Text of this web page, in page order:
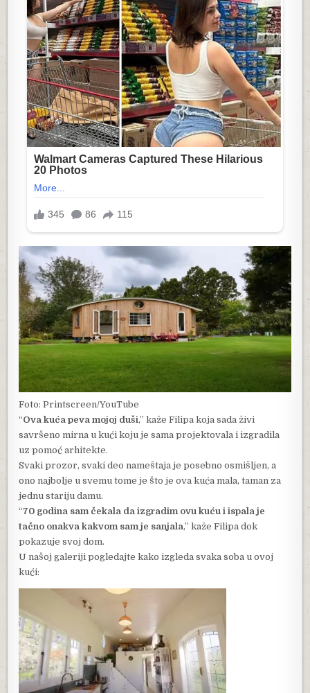
Foto: Printscreen/YouTube
“Ova kuća peva mojoj duši,” kaže Filipa koja sada živi
savršeno mirna u kući koju je sama projektovala i izgradila
uz pomoć arhitekte.
Svaki prozor, svaki deo nameštaja je posebno osmišljen, a
ono najbolje u svemu tome je što je ova kuća mala, taman za
jednu stariju damu.
“70 godina sam čekala da izgradim ovu kuću i ispala je
tačno onakva kakvom sam je sanjala,” kaže Filipa dok
pokazuje svoj dom.
U našoj galeriji pogledajte kako izgleda svaka soba u ovoj
kući: